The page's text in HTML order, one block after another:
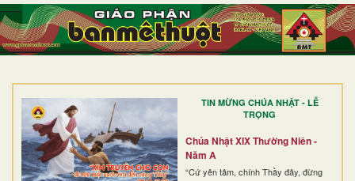
TIN MỪNG CHÚA NHẬT - LỄ
TRỌNG
Chúa Nhật XIX Thường Niên -
Năm A
“Cứ yên tâm, chính Thầy đây, đừng
TRANG NHẤT
GIỚI THIỆU
DÒNG TU
BAN MỤC VỤ
ĐOÀN THỂ CG